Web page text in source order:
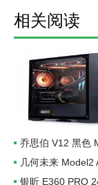
相关阅读
乔思伯 V12 黑色
几何未来 Model2
银昕 E360 PRO